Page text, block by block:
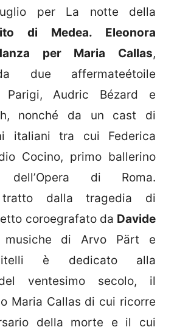
per La notte della
di Medea. Eleonora
per Maria Callas,
due affermateétoile
Parigi, Audric Bézard e
nonché da un cast di
italiani tra cui Federica
Cocino, primo ballerino
di Roma.
tratto dalla tragedia di
coroegrafato da Davide
di Arvo Pärt e
è dedicato alla
ventesimo secolo, il
Maria Callas di cui ricorre
della morte e il cui